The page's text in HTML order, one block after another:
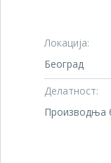
Локација:
Београд
Делатност:
Производња